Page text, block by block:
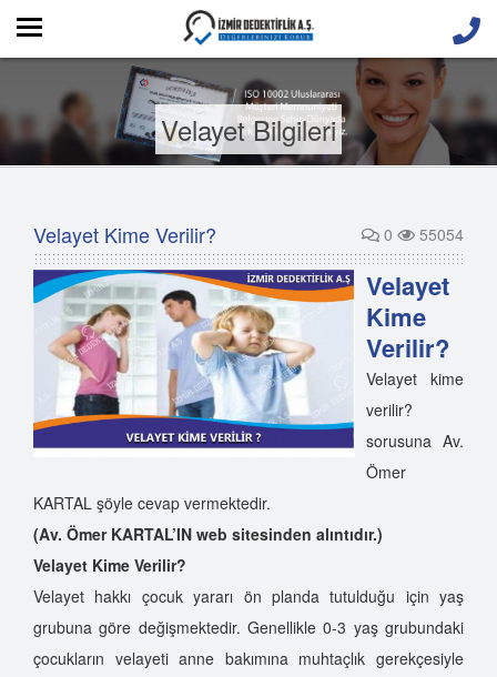
Velayet Bilgileri
Velayet Kime Verilir? 0 55054
Velayet
Kime
Verilir?
Velayet kime
verilir?
sorusuna Av.
Ömer
KARTAL şöyle cevap vermektedir.
(Av. Ömer KARTAL’IN web sitesinden alıntıdır.)
Velayet Kime Verilir?
Velayet hakkı çocuk yararı ön planda tutulduğu için yaş
grubuna göre değişmektedir. Genellikle 0-3 yaş grubundaki
çocukların velayeti anne bakımına muhtaçlık gerekçesiyle